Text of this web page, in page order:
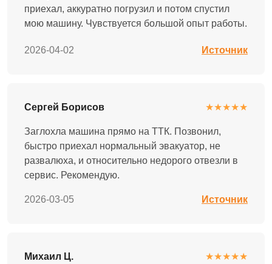
приехал, аккуратно погрузил и потом спустил
мою машину. Чувствуется большой опыт работы.
2026-04-02 Источник
Сергей Борисов ★★★★★
Заглохла машина прямо на ТТК. Позвонил,
быстро приехал нормальный эвакуатор, не
развалюха, и относительно недорого отвезли в
сервис. Рекомендую.
2026-03-05 Источник
Михаил Ц. ★★★★★